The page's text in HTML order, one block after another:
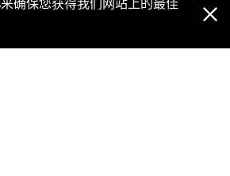
确保您获得我们网站上的最佳